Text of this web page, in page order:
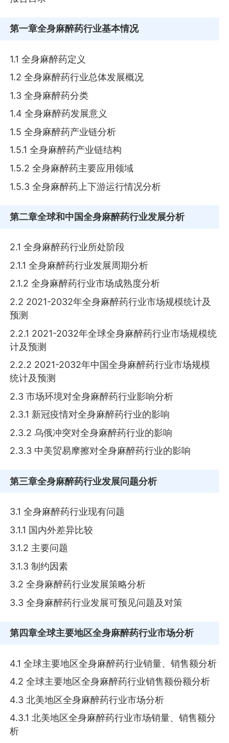
第一章全身麻醉药行业基本情况
1.1 全身麻醉药定义
1.2 全身麻醉药行业总体发展概况
1.3 全身麻醉药分类
1.4 全身麻醉药发展意义
1.5 全身麻醉药产业链分析
1.5.1 全身麻醉药产业链结构
1.5.2 全身麻醉药主要应用领域
1.5.3 全身麻醉药上下游运行情况分析
第二章全球和中国全身麻醉药行业发展分析
2.1 全身麻醉药行业所处阶段
2.1.1 全身麻醉药行业发展周期分析
2.1.2 全身麻醉药行业市场成熟度分析
2.2 2021-2032年全身麻醉药行业市场规模统计及
预测
2.2.1 2021-2032年全球全身麻醉药行业市场规模统
计及预测
2.2.2 2021-2032年中国全身麻醉药行业市场规模
统计及预测
2.3 市场环境对全身麻醉药行业影响分析
2.3.1 新冠疫情对全身麻醉药行业的影响
2.3.2 乌俄冲突对全身麻醉药行业的影响
2.3.3 中美贸易摩擦对全身麻醉药行业的影响
第三章全身麻醉药行业发展问题分析
3.1 全身麻醉药行业现有问题
3.1.1 国内外差异比较
3.1.2 主要问题
3.1.3 制约因素
3.2 全身麻醉药行业发展策略分析
3.3 全身麻醉药行业发展可预见问题及对策
第四章全球主要地区全身麻醉药行业市场分析
4.1 全球主要地区全身麻醉药行业销量、销售额分析
4.2 全球主要地区全身麻醉药行业销售额份额分析
4.3 北美地区全身麻醉药行业市场分析
4.3.1 北美地区全身麻醉药行业市场销量、销售额分
析